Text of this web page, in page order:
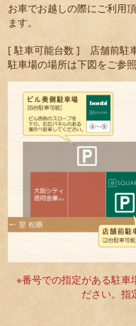
お車でお越しの際にご利用
ます。
[ 駐車可能台数 ] 店舗前駐
駐車場の場所は下図をご参照
※番号での指定がある駐車
ださい。指